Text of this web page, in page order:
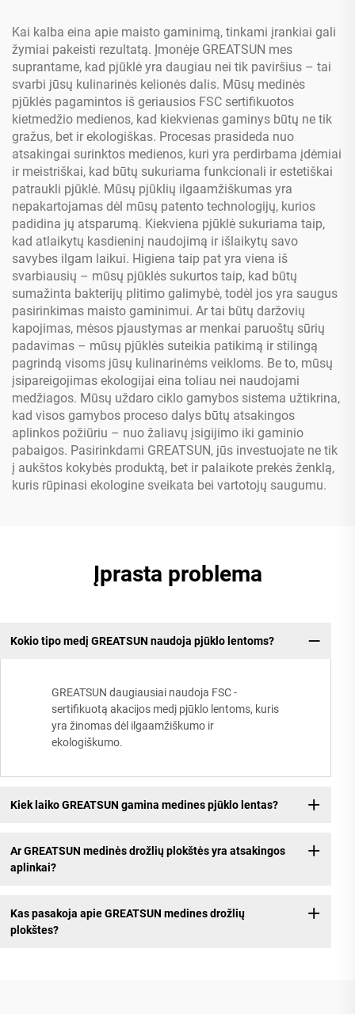
Kai kalba eina apie maisto gaminimą, tinkami įrankiai gali
žymiai pakeisti rezultatą. Įmonėje GREATSUN mes
suprantame, kad pjūklė yra daugiau nei tik paviršius – tai
svarbi jūsų kulinarinės kelionės dalis. Mūsų medinės
pjūklės pagamintos iš geriausios FSC sertifikuotos
kietmedžio medienos, kad kiekvienas gaminys būtų ne tik
gražus, bet ir ekologiškas. Procesas prasideda nuo
atsakingai surinktos medienos, kuri yra perdirbama įdėmiai
ir meistriškai, kad būtų sukuriama funkcionali ir estetiškai
patraukli pjūklė. Mūsų pjūklių ilgaamžiškumas yra
nepakartojamas dėl mūsų patento technologijų, kurios
padidina jų atsparumą. Kiekviena pjūklė sukuriama taip,
kad atlaikytų kasdieninį naudojimą ir išlaikytų savo
savybes ilgam laikui. Higiena taip pat yra viena iš
svarbiausių – mūsų pjūklės sukurtos taip, kad būtų
sumažinta bakterijų plitimo galimybė, todėl jos yra saugus
pasirinkimas maisto gaminimui. Ar tai būtų daržovių
kapojimas, mėsos pjaustymas ar menkai paruoštų sūrių
padavimas – mūsų pjūklės suteikia patikimą ir stilingą
pagrindą visoms jūsų kulinarinėms veikloms. Be to, mūsų
įsipareigojimas ekologijai eina toliau nei naudojami
medžiagos. Mūsų uždaro ciklo gamybos sistema užtikrina,
kad visos gamybos proceso dalys būtų atsakingos
aplinkos požiūriu – nuo žaliavų įsigijimo iki gaminio
pabaigos. Pasirinkdami GREATSUN, jūs investuojate ne tik
į aukštos kokybės produktą, bet ir palaikote prekės ženklą,
kuris rūpinasi ekologine sveikata bei vartotojų saugumu.
Įprasta problema
Kokio tipo medį GREATSUN naudoja pjūklo lentoms?
GREATSUN daugiausiai naudoja FSC -
sertifikuotą akacijos medį pjūklo lentoms, kuris
yra žinomas dėl ilgaamžiškumo ir
ekologiškumo.
Kiek laiko GREATSUN gamina medines pjūklo lentas?
Ar GREATSUN medinės drožlių plokštės yra atsakingos
aplinkai?
Kas pasakoja apie GREATSUN medines drožlių
plokštes?